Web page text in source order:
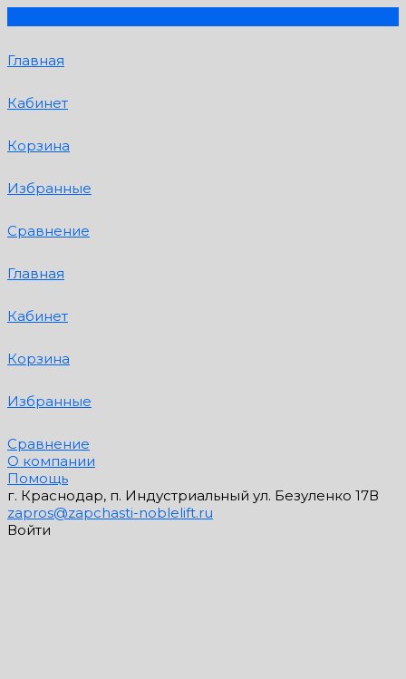
Главная
Кабинет
Корзина
Избранные
Сравнение
Главная
Кабинет
Корзина
Избранные
Сравнение
О компании
Помощь
г. Краснодар, п. Индустриальный ул. Безуленко 17В
zapros@zapchasti-noblelift.ru
Войти